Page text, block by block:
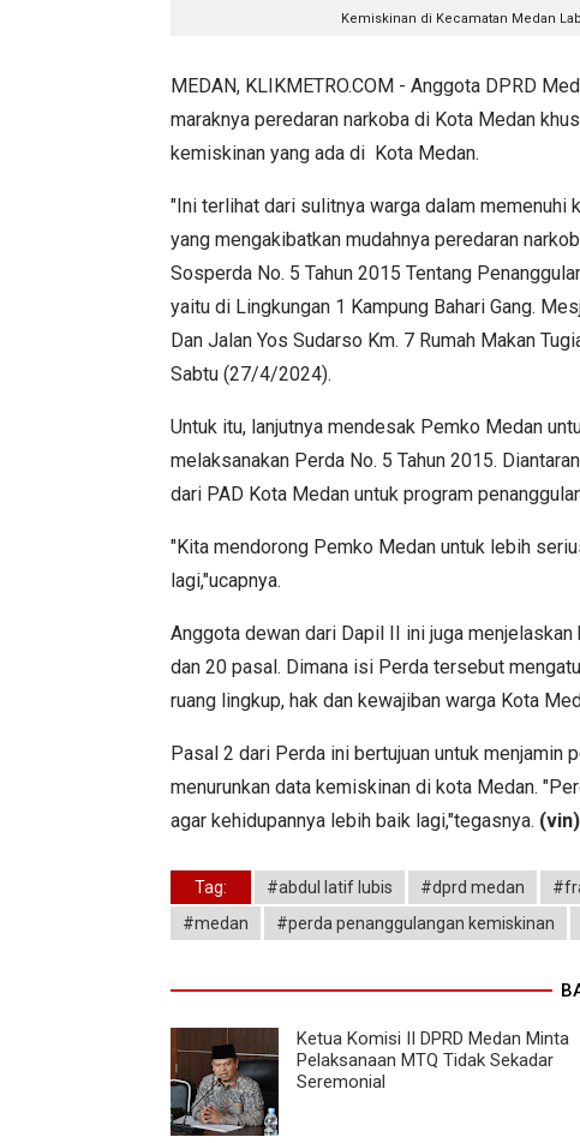
Kemiskinan di Kecamatan Medan
MEDAN, KLIKMETRO.COM - Anggota DPRD
maraknya peredaran narkoba di Kota Medan
kemiskinan yang ada di Kota Medan.
"Ini terlihat dari sulitnya warga dalam memenuhi
yang mengakibatkan mudahnya peredaran
Sosperda No. 5 Tahun 2015 Tentang
yaitu di Lingkungan 1 Kampung Bahari Gang.
Dan Jalan Yos Sudarso Km. 7 Rumah Makan
Sabtu (27/4/2024).
Untuk itu, lanjutnya mendesak Pemko Medan
melaksanakan Perda No. 5 Tahun 2015.
dari PAD Kota Medan untuk program
"Kita mendorong Pemko Medan untuk lebih
lagi,"ucapnya.
Anggota dewan dari Dapil II ini juga
dan 20 pasal. Dimana isi Perda tersebut
ruang lingkup, hak dan kewajiban warga Kota
Pasal 2 dari Perda ini bertujuan untuk menjamin
menurunkan data kemiskinan di kota Medan.
agar kehidupannya lebih baik lagi,"tegasnya. (vin)
Tag: #abdul latif lubis #dprd medan
#medan
#perda penanggulangan kemiskinan
Ketua Komisi II DPRD Medan Minta
Pelaksanaan MTQ Tidak Sekadar
Seremonial